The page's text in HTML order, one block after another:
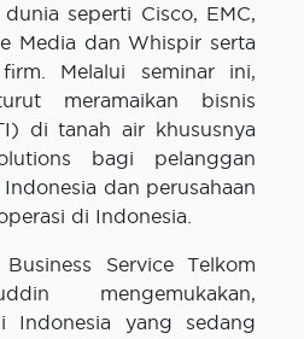
seperti Cisco, EMC,
Media dan Whispir serta
Melalui seminar ini,
meramaikan bisnis
di tanah air khususnya
bagi pelanggan
dan perusahaan
di Indonesia.
Service Telkom
mengemukakan,
Indonesia yang sedang